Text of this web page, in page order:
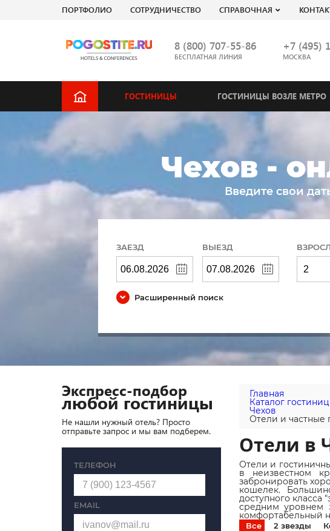
ПОРТФОЛИО СОТРУДНИЧЕСТВО СПРАВОЧНАЯ
8 (800) 707-55-86
БЕСПЛАТНАЯ ЛИНИЯ
+7 (495)
МОСКВА
ГОСТИНИЦЫ ГОСТИНИЦЫ ВОЗЛЕ МЕТРО
Чехов -
Введите свои
ЗАЕЗД ВЫЕЗД
Расширенный поиск
Главная
Каталог гостиниц
Чехов
Отели и частные
Отели в
Отели и
в неизвестном
забронировать
кошелек.
доступного
средним уровнем
комфортабельный
Все 2 звезды
Экспресс-подбор
любой гостиницы
Не нашли нужный отель? Просто
отправьте запрос и мы вам подберем.
ТЕЛЕФОН
EMAIL